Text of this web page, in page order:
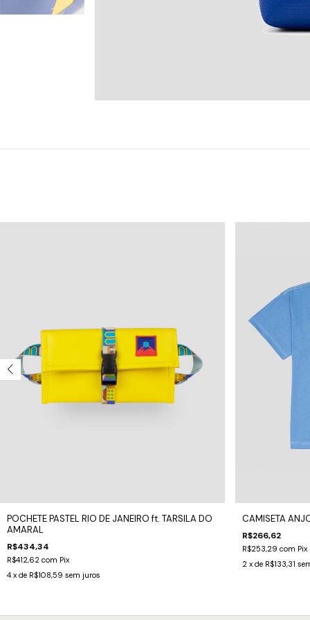
POCHETE PASTEL RIO DE JANEIRO ft. TARSILA DO
AMARAL
R$434,34
R$412,62 com Pix
4 x de R$108,59 sem juros
CAMISETA
R$266,62
R$253,29 com Pix
2 x de R$133,31